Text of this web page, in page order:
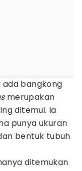
ada bangkong
merupakan
ditemui. Ia
punya ukuran
bentuk tubuh
ditemukan